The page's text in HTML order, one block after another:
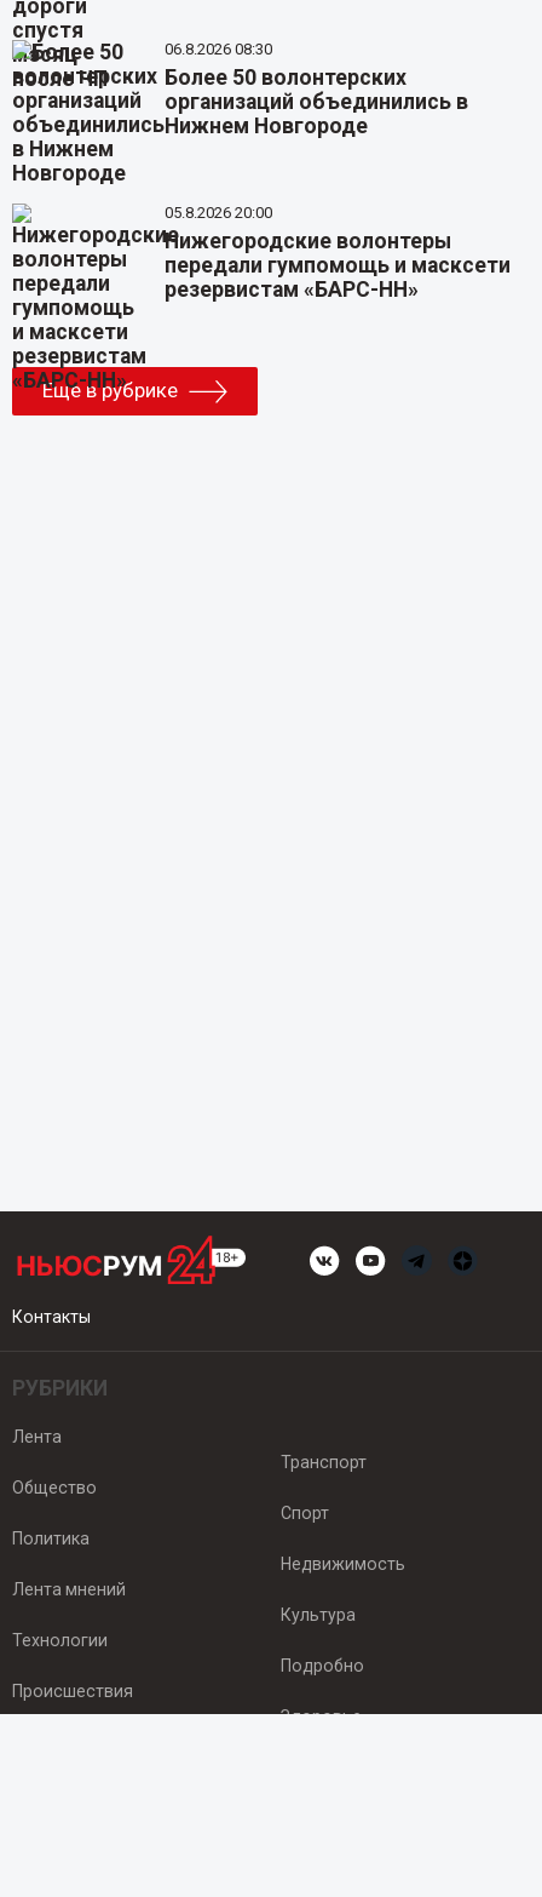
06.8.2026 08:30
Более 50 волонтерских
организаций объединились в
Нижнем Новгороде
05.8.2026 20:00
Нижегородские волонтеры
передали гумпомощь и масксети
резервистам «БАРС-НН»
Еще в рубрике
Контакты
РУБРИКИ
Лента
Общество
Политика
Лента мнений
Технологии
Происшествия
Транспорт
Спорт
Недвижимость
Культура
Подробно
Здоровье